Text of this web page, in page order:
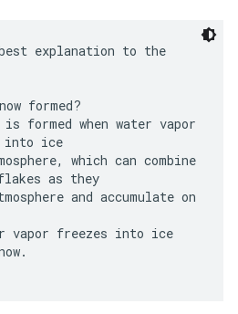
explanation to the
formed?
is formed when water vapor
into ice
which can combine
as they
and accumulate on
vapor freezes into ice